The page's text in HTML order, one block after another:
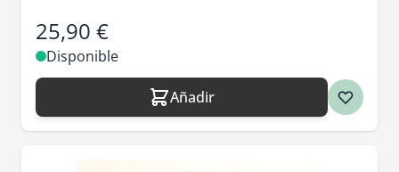
25,90 €
Disponible
Añadir